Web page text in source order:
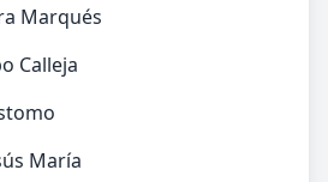
Marqués
Calleja
María